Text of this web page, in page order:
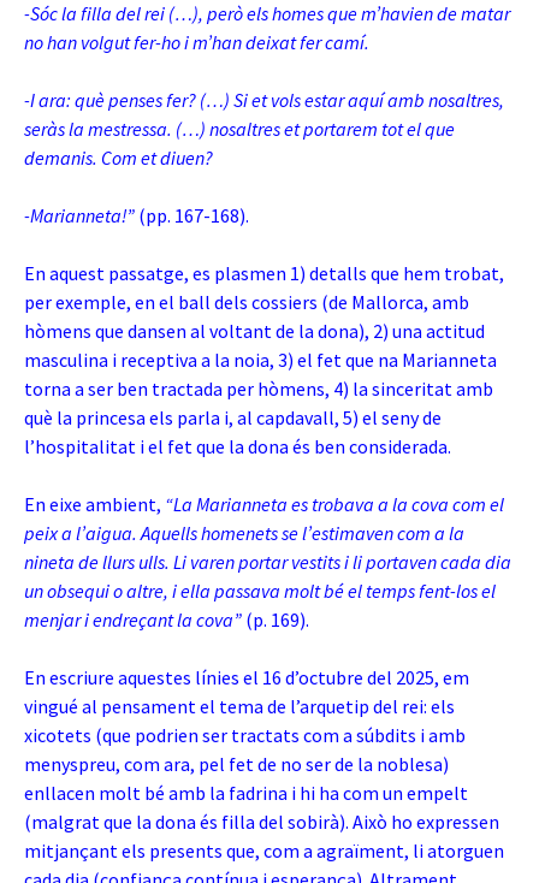
-Sóc la filla del rei (…), però els homes que m’havien de matar
no han volgut fer-ho i m’han deixat fer camí.
-I ara: què penses fer? (…) Si et vols estar aquí amb nosaltres,
seràs la mestressa. (…) nosaltres et portarem tot el que
demanis. Com et diuen?
-Marianneta!” (pp. 167-168).
En aquest passatge, es plasmen 1) detalls que hem trobat,
per exemple, en el ball dels cossiers (de Mallorca, amb
hòmens que dansen al voltant de la dona), 2) una actitud
masculina i receptiva a la noia, 3) el fet que na Marianneta
torna a ser ben tractada per hòmens, 4) la sinceritat amb
què la princesa els parla i, al capdavall, 5) el seny de
l’hospitalitat i el fet que la dona és ben considerada.
En eixe ambient, “La Marianneta es trobava a la cova com el
peix a l’aigua. Aquells homenets se l’estimaven com a la
nineta de llurs ulls. Li varen portar vestits i li portaven cada dia
un obsequi o altre, i ella passava molt bé el temps fent-los el
menjar i endreçant la cova” (p. 169).
En escriure aquestes línies el 16 d’octubre del 2025, em
vingué al pensament el tema de l’arquetip del rei: els
xicotets (que podrien ser tractats com a súbdits i amb
menyspreu, com ara, pel fet de no ser de la noblesa)
enllacen molt bé amb la fadrina i hi ha com un empelt
(malgrat que la dona és filla del sobirà). Això ho expressen
mitjançant els presents que, com a agraïment, li atorguen